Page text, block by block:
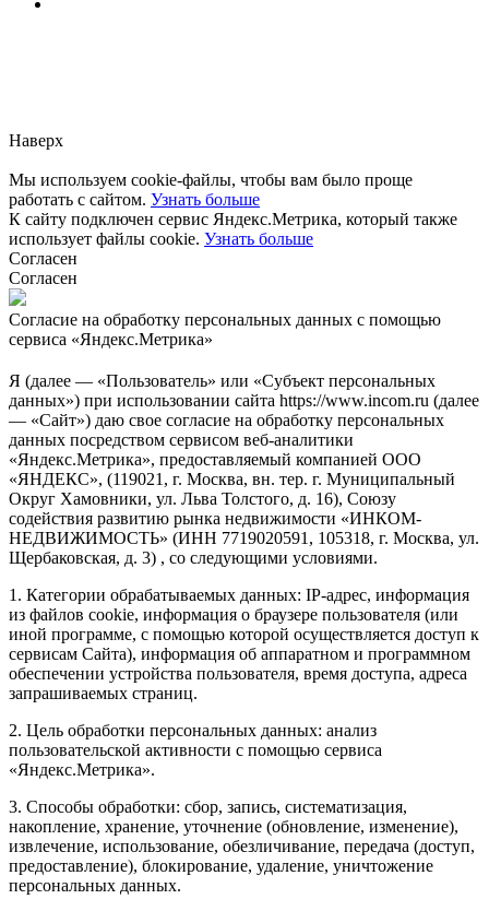
Наверх
Мы используем cookie-файлы, чтобы вам было проще
работать с сайтом. Узнать больше
К сайту подключен сервис Яндекс.Метрика, который также
использует файлы cookie. Узнать больше
Согласен
Согласен
Согласие на обработку персональных данных с помощью
сервиса «Яндекс.Метрика»
Я (далее — «Пользователь» или «Субъект персональных
данных») при использовании сайта https://www.incom.ru (далее
— «Сайт») даю свое согласие на обработку персональных
данных посредством сервисом веб-аналитики
«Яндекс.Метрика», предоставляемый компанией ООО
«ЯНДЕКС», (119021, г. Москва, вн. тер. г. Муниципальный
Округ Хамовники, ул. Льва Толстого, д. 16), Союзу
содействия развитию рынка недвижимости «ИНКОМ-
НЕДВИЖИМОСТЬ» (ИНН 7719020591, 105318, г. Москва, ул.
Щербаковская, д. 3) , со следующими условиями.
1. Категории обрабатываемых данных: IP-адрес, информация
из файлов cookie, информация о браузере пользователя (или
иной программе, с помощью которой осуществляется доступ к
сервисам Сайта), информация об аппаратном и программном
обеспечении устройства пользователя, время доступа, адреса
запрашиваемых страниц.
2. Цель обработки персональных данных: анализ
пользовательской активности с помощью сервиса
«Яндекс.Метрика».
3. Способы обработки: сбор, запись, систематизация,
накопление, хранение, уточнение (обновление, изменение),
извлечение, использование, обезличивание, передача (доступ,
предоставление), блокирование, удаление, уничтожение
персональных данных.